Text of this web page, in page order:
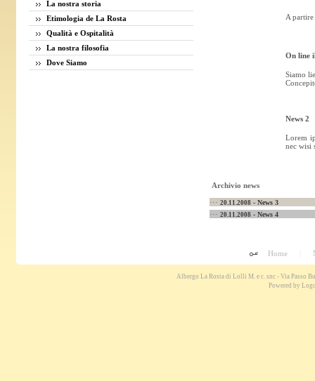
La nostra storia
Etimologia de La Rosta
Qualità e Ospitalità
La nostra filosofia
Dove Siamo
A
On line
Siamo
News 2
Lorem
nec wisi
Archivio news
··· 20.11.2008 - News 3
··· 20.11.2008 - News 4
Home
Albergo La Rosta di Lolli M. e c. snc - Via Passo
Powered by